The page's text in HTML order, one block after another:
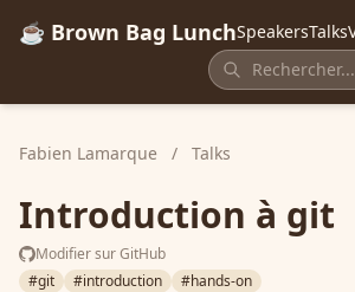
☕ Brown Bag LunchSpeakersTalks
Fabien Lamarque / Talks
Introduction à git
Modifier sur GitHub
#git
#introduction #hands-on